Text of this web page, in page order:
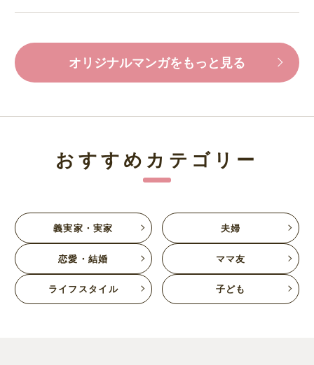
オリジナルマンガをもっと見る
おすすめカテゴリー
義実家・実家 夫婦
恋愛・結婚 ママ友
ライフスタイル 子ども